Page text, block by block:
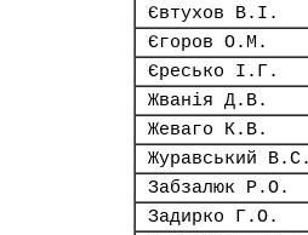
Євтухов В.І.
Єгоров О.М.
Єресько І.Г.
Жванія Д.В.
Жеваго К.В.
Журавський В.С.
Забзалюк Р.О.
Задирко Г.О.